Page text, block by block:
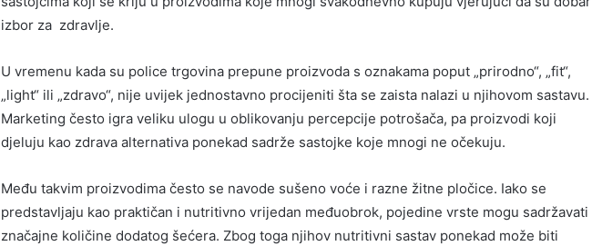
izbor za zdravlje.
U vremenu kada su police trgovina prepune proizvoda s oznakama poput „prirodno“, „fit“,
„light“ ili „zdravo“, nije uvijek jednostavno procijeniti šta se zaista nalazi u njihovom sastavu.
Marketing često igra veliku ulogu u oblikovanju percepcije potrošača, pa proizvodi koji
djeluju kao zdrava alternativa ponekad sadrže sastojke koje mnogi ne očekuju.
Među takvim proizvodima često se navode sušeno voće i razne žitne pločice. Iako se
predstavljaju kao praktičan i nutritivno vrijedan međuobrok, pojedine vrste mogu sadržavati
značajne količine dodatog šećera. Zbog toga njihov nutritivni sastav ponekad može biti